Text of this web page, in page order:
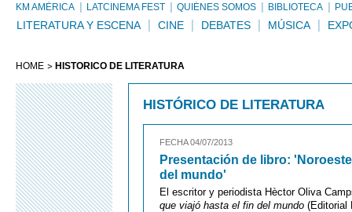
KM AMÈRICA LATCINEMA FEST QUIÉNES SOMOS BIBLIOTECA
LITERATURA Y ESCENA CINE DEBATES MÚSICA
HOME HISTÓRICO DE LITERATURA
HISTÓRICO DE LITERATURA
FECHA 04/07/2013
Presentación de libro:
del mundo'
El escritor y periodista Hèctor Oliva
que viajó hasta el fin del mundo (Editorial